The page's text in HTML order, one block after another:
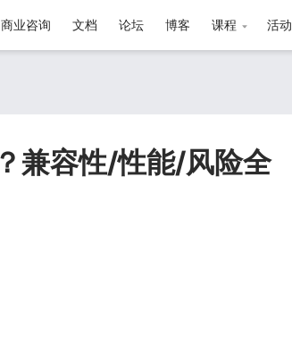
商业咨询 文档 论坛 博客 课程 活动
兼容性/性能/风险全